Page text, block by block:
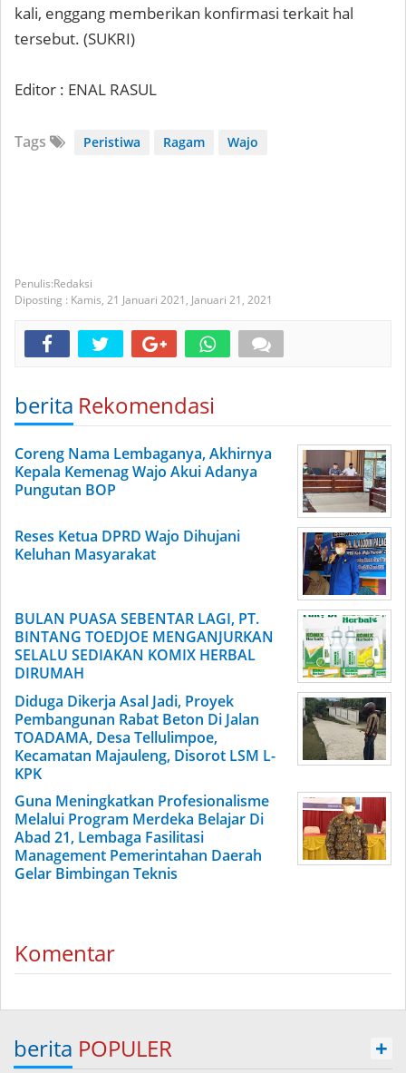
kali, enggang memberikan konfirmasi terkait hal
tersebut. (SUKRI)
Editor : ENAL RASUL
Tags Peristiwa Ragam Wajo
Redaksi
Diposting : Kamis, 21 Januari 2021, Januari 21, 2021
berita Rekomendasi
Coreng Nama Lembaganya, Akhirnya
Kepala Kemenag Wajo Akui Adanya
Pungutan BOP
Reses Ketua DPRD Wajo Dihujani
Keluhan Masyarakat
BULAN PUASA SEBENTAR LAGI, PT.
BINTANG TOEDJOE MENGANJURKAN
SELALU SEDIAKAN KOMIX HERBAL
DIRUMAH
Diduga Dikerja Asal Jadi, Proyek
Pembangunan Rabat Beton Di Jalan
TOADAMA, Desa Tellulimpoe,
Kecamatan Majauleng, Disorot LSM L-
KPK
Guna Meningkatkan Profesionalisme
Melalui Program Merdeka Belajar Di
Abad 21, Lembaga Fasilitasi
Management Pemerintahan Daerah
Gelar Bimbingan Teknis
Komentar
berita POPULER +